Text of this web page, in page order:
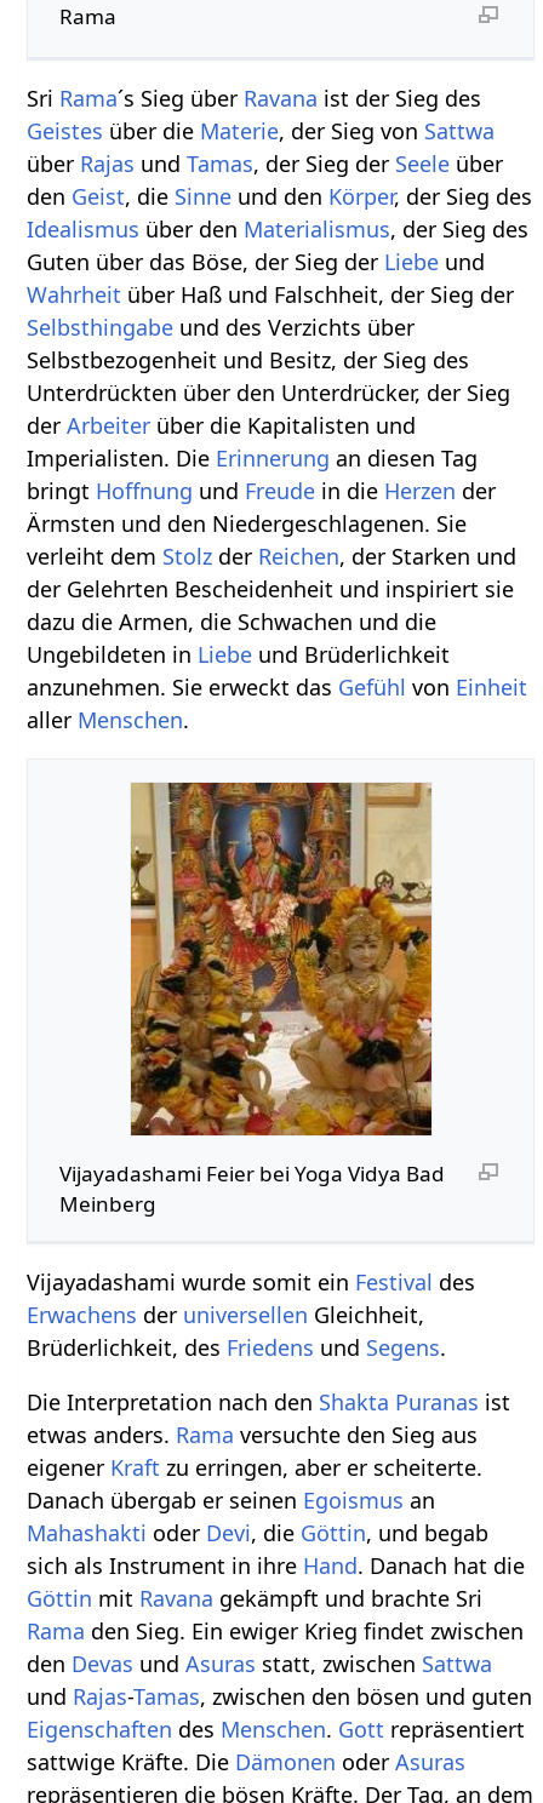
Rama
Sri Rama´s Sieg über Ravana ist der Sieg des
Geistes über die Materie, der Sieg von Sattwa
über Rajas undTamas, der Sieg der Seele über
den Geist, die Sinne und den Körper, der Sieg des
Idealismus über den Materialismus, der Sieg des
Guten über das Böse, der Sieg der Liebe und
Wahrheit über Haß und Falschheit, der Sieg der
Selbsthingabe und des Verzichts über
Selbstbezogenheit und Besitz, der Sieg des
Unterdrückten über den Unterdrücker, der Sieg
derArbeiter über die Kapitalisten und
Imperialisten. Die Erinnerung an diesen Tag
bringt Hoffnung und Freude in die Herzen der
Ärmsten und den Niedergeschlagenen. Sie
verleiht dem Stolz der Reichen, der Starken und
der Gelehrten Bescheidenheit und inspiriert sie
dazu die Armen, die Schwachen und die
Ungebildeten in Liebe und Brüderlichkeit
anzunehmen. Sie erweckt das Gefühl von Einheit
aller Menschen.
Vijayadashami Feier bei Yoga Vidya Bad
Meinberg
Vijayadashami wurde somit ein Festival des
Erwachens der universellen Gleichheit,
Brüderlichkeit, des Friedens und Segens.
Die Interpretation nach den Shakta Puranas ist
etwas anders. Rama versuchte den Sieg aus
eigener Kraft zu erringen, aber er scheiterte.
Danach übergab er seinen Egoismus an
Mahashakti oder Devi, die Göttin, und begab
sich als Instrument in ihre Hand. Danach hat die
Göttin mit Ravana gekämpft und brachte Sri
Rama den Sieg. Ein ewiger Krieg findet zwischen
den Devas undAsuras statt, zwischen Sattwa
und Rajas-Tamas, zwischen den bösen und guten
Eigenschaften des Menschen. Gott repräsentiert
sattwige Kräfte. Die Dämonen oderAsuras
repräsentieren die bösen Kräfte. Der Tag, an dem